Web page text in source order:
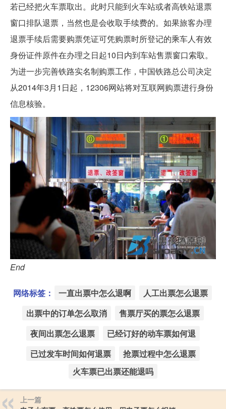
若已经把火车票取出。此时只能到火车站或者高铁站退票
窗口排队退票，当然也是会收取手续费的。如果旅客办理
退票手续后需要购票凭证可凭购票时所登记的乘车人有效
身份证件原件在办理之日起10日内到车站售票窗口索取。
为进一步完善铁路实名制购票工作，中国铁路总公司决定
从2014年3月1日起，12306网站将对互联网购票进行身份
信息核验。
End
网络标签： 一直出票中怎么退啊
人工出票怎么退票
出票中的订单怎么取消
售票厅买的票怎么退票
夜间出票怎么退票
已经订好的动车票如何退
已过发车时间如何退票
抢票过程中怎么退票
火车票已出票还能退吗
上一篇